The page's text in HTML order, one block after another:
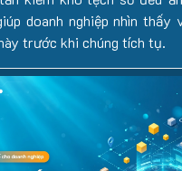
doanh nghiệp nhìn thấy
trước khi chúng tích tụ.